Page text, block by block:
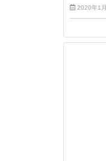
2020年1